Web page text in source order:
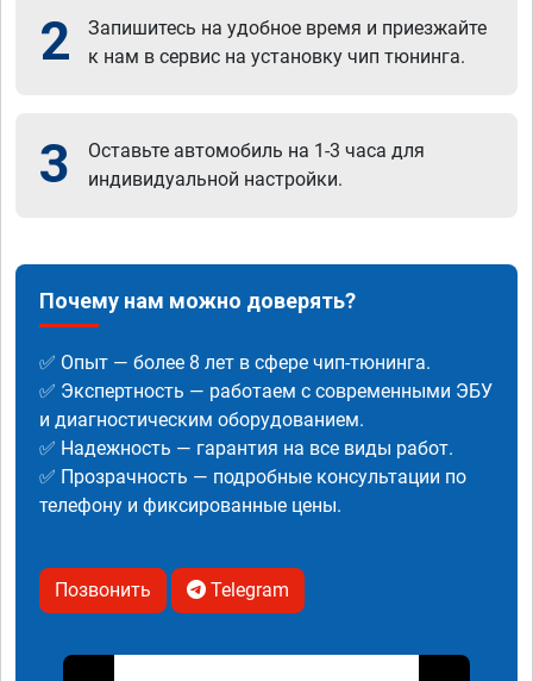
2
Запишитесь на удобное время и приезжайте
к нам в сервис на установку чип тюнинга.
3
Оставьте автомобиль на 1-3 часа для
индивидуальной настройки.
Почему нам можно доверять?
✅ Опыт — более 8 лет в сфере чип-тюнинга.
✅ Экспертность — работаем с современными ЭБУ
и диагностическим оборудованием.
✅ Надежность — гарантия на все виды работ.
✅ Прозрачность — подробные консультации по
телефону и фиксированные цены.
Позвонить Telegram